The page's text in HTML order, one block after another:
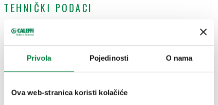
Privola Pojedinosti O nama
Ova web-stranica koristi kolačiće
TEHNIČKI PODACI
Materijal
Namještanje (Temperatura)
55 °C
CERTIFIKATI